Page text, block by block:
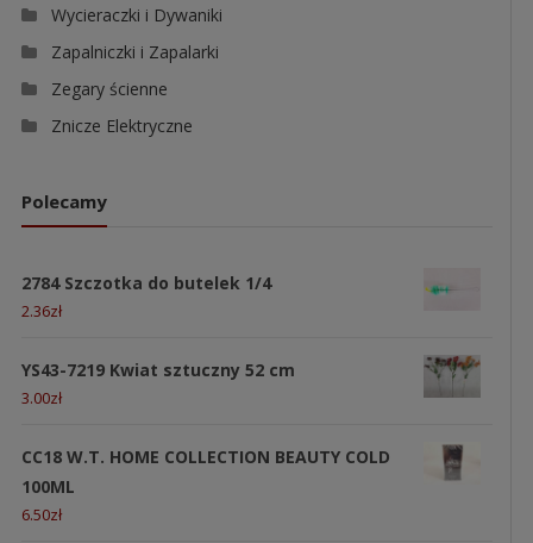
Wycieraczki i Dywaniki
Zapalniczki i Zapalarki
Zegary ścienne
Znicze Elektryczne
Polecamy
2784 Szczotka do butelek 1/4
2.36zł
YS43-7219 Kwiat sztuczny 52 cm
3.00zł
CC18 W.T. HOME COLLECTION BEAUTY COLD
100ML
6.50zł